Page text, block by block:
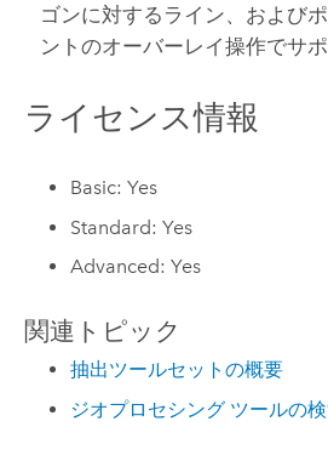
ゴンに対するライン、および
ントのオーバーレイ操作でサ
ライセンス情報
Basic: Yes
Standard: Yes
Advanced: Yes
関連トピック
抽出ツールセットの概要
ジオプロセシング ツールの